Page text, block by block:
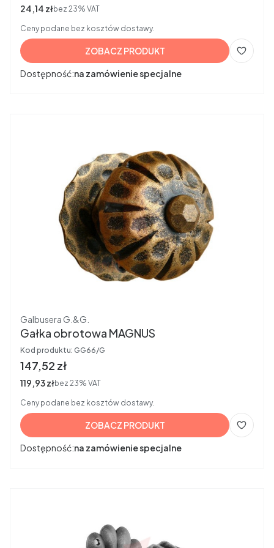
Cena netto
24,14 złbez 23% VAT
Ceny podane bez kosztów dostawy.
ZOBACZ PRODUKT
Dostępność:na zamówienie specjalne
Producent
Galbusera G.&G.
Gałka obrotowa MAGNUS
Kod produktu: GG66/G
Cena brutto
147,52 zł
Cena netto
119,93 złbez 23% VAT
Ceny podane bez kosztów dostawy.
ZOBACZ PRODUKT
Dostępność:na zamówienie specjalne